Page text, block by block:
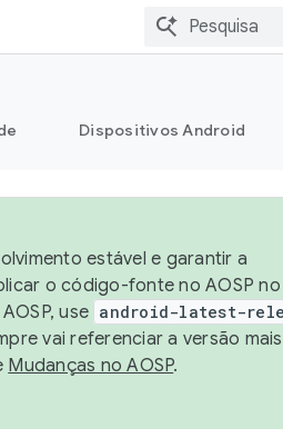
Dispositivos Android
estável e garantir a
o código-fonte no AOSP no
use android-latest-
vai referenciar a versão mais
Mudanças no AOSP.